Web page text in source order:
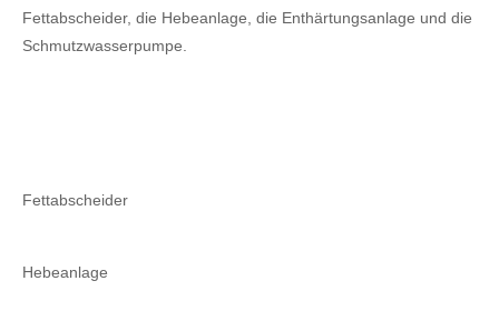
Fettabscheider, die Hebeanlage, die Enthärtungsanlage und die
Schmutzwasserpumpe.
Fettabscheider
Hebeanlage